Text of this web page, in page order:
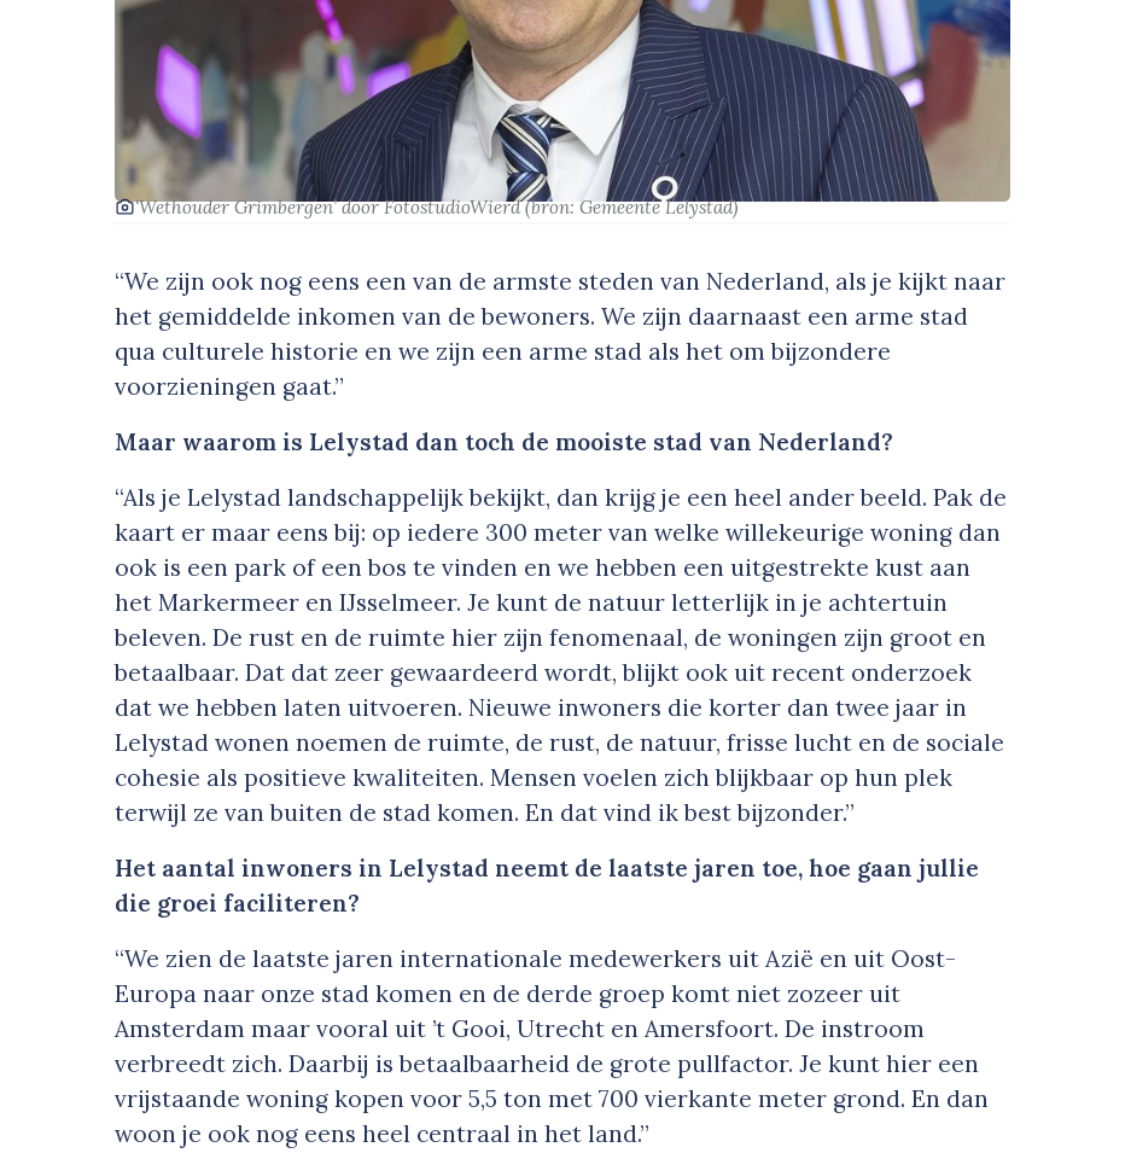
‘Wethouder Grimbergen’door FotostudioWierd(bron: Gemeente Lelystad)
“We zijn ook nog eens een van de armste steden van Nederland, als je kijkt naar
het gemiddelde inkomen van de bewoners. We zijn daarnaast een arme stad
qua culturele historie en we zijn een arme stad als het om bijzondere
voorzieningen gaat.”
Maar waarom is Lelystad dan toch de mooiste stad van Nederland?
“Als je Lelystad landschappelijk bekijkt, dan krijg je een heel ander beeld. Pak de
kaart er maar eens bij: op iedere 300 meter van welke willekeurige woning dan
ook is een park of een bos te vinden en we hebben een uitgestrekte kust aan
het Markermeer en IJsselmeer. Je kunt de natuur letterlijk in je achtertuin
beleven. De rust en de ruimte hier zijn fenomenaal, de woningen zijn groot en
betaalbaar. Dat dat zeer gewaardeerd wordt, blijkt ook uit recent onderzoek
dat we hebben laten uitvoeren. Nieuwe inwoners die korter dan twee jaar in
Lelystad wonen noemen de ruimte, de rust, de natuur, frisse lucht en de sociale
cohesie als positieve kwaliteiten. Mensen voelen zich blijkbaar op hun plek
terwijl ze van buiten de stad komen. En dat vind ik best bijzonder.”
Het aantal inwoners in Lelystad neemt de laatste jaren toe, hoe gaan jullie
die groei faciliteren?
“We zien de laatste jaren internationale medewerkers uit Azië en uit Oost-
Europa naar onze stad komen en de derde groep komt niet zozeer uit
Amsterdam maar vooral uit ’t Gooi, Utrecht en Amersfoort. De instroom
verbreedt zich. Daarbij is betaalbaarheid de grote pullfactor. Je kunt hier een
vrijstaande woning kopen voor 5,5 ton met 700 vierkante meter grond. En dan
woon je ook nog eens heel centraal in het land.”